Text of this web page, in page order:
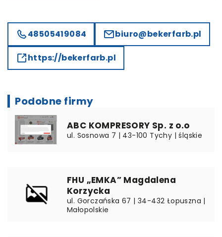
48505419084 biuro@bekerfarb.pl
https://bekerfarb.pl
Podobne firmy
ABC KOMPRESORY Sp. z o.o
ul. Sosnowa 7 | 43-100 Tychy | śląskie
FHU „EMKA” Magdalena
Korzycka
ul. Gorczańska 67 | 34-432 Łopuszna |
Małopolskie